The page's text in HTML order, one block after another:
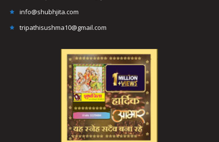
info@shubhjita.com
tripathisushma10@gmail.com